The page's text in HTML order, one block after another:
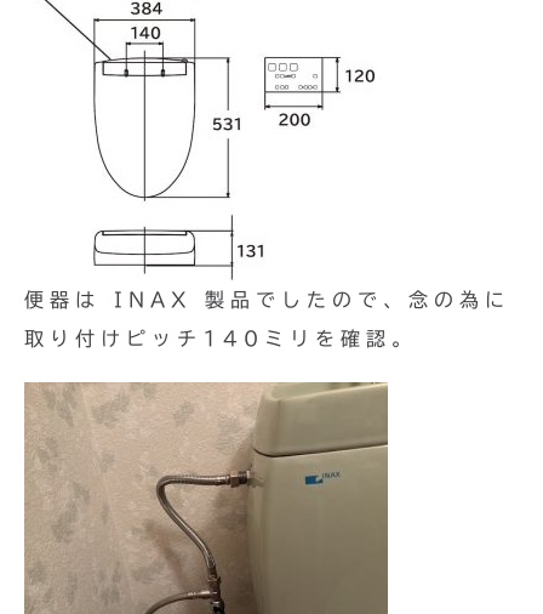
便器は INAX 製品でしたので、念の為に
取り付けピッチ140ミリを確認。